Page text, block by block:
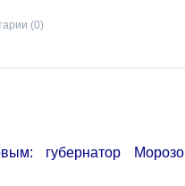
(0)
губернатор